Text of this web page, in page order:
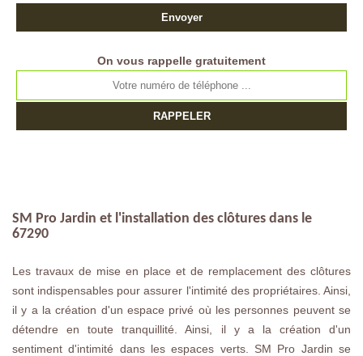
On vous rappelle gratuitement
SM Pro Jardin et l'installation des clôtures dans le
67290
Les travaux de mise en place et de remplacement des clôtures
sont indispensables pour assurer l'intimité des propriétaires. Ainsi,
il y a la création d'un espace privé où les personnes peuvent se
détendre en toute tranquillité. Ainsi, il y a la création d'un
sentiment d'intimité dans les espaces verts. SM Pro Jardin se